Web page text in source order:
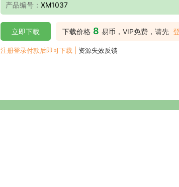
产品编号： XM1037
下载价格 8 易币，VIP免费，请先
立即下载
注册登录付款后即可下载 | 资源失效反馈